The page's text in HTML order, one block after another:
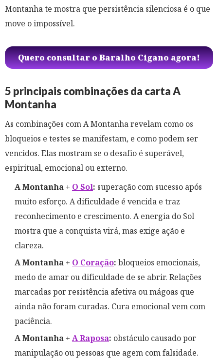
Montanha te mostra que persistência silenciosa é o que
move o impossível.
Quero consultar o Baralho Cigano agora!
5 principais combinações da carta A
Montanha
As combinações com A Montanha revelam como os
bloqueios e testes se manifestam, e como podem ser
vencidos. Elas mostram se o desafio é superável,
espiritual, emocional ou externo.
A Montanha + O Sol: superação com sucesso após
muito esforço. A dificuldade é vencida e traz
reconhecimento e crescimento. A energia do Sol
mostra que a conquista virá, mas exige ação e
clareza.
A Montanha + O Coração: bloqueios emocionais,
medo de amar ou dificuldade de se abrir. Relações
marcadas por resistência afetiva ou mágoas que
ainda não foram curadas. Cura emocional vem com
paciência.
A Montanha + A Raposa: obstáculo causado por
manipulação ou pessoas que agem com falsidade.